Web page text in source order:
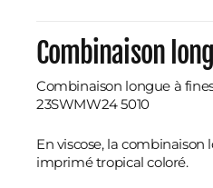
Combinaison
Combinaison longue à
23SWMW24 5010
En viscose, la
imprimé tropical coloré.